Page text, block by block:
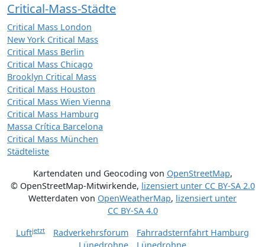
Critical-Mass-Städte
Critical Mass London
New York Critical Mass
Critical Mass Berlin
Critical Mass Chicago
Brooklyn Critical Mass
Critical Mass Houston
Critical Mass Wien Vienna
Critical Mass Hamburg
Massa Crítica Barcelona
Critical Mass München
Städteliste
Kartendaten und Geocoding von OpenStreetMap,
© OpenStreetMap-Mitwirkende, lizensiert unter CC BY-SA 2.0
Wetterdaten von OpenWeatherMap, lizensiert unter
CC BY-SA 4.0
Luftjetzt Radverkehrsforum
Fahrradsternfahrt Hamburg